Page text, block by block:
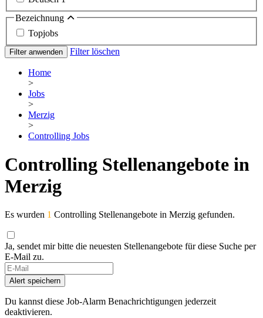
Bezeichnung
Topjobs
Filter anwenden Filter löschen
Home
>
Jobs
>
Merzig
>
Controlling Jobs
Controlling Stellenangebote in
Merzig
Es wurden 1 Controlling Stellenangebote in Merzig gefunden.
Ja, sendet mir bitte die neuesten Stellenangebote für diese Suche per
E-Mail zu.
If
you
are
a
human,
Alert speichern
Du kannst diese Job-Alarm Benachrichtigungen jederzeit
deaktivieren.